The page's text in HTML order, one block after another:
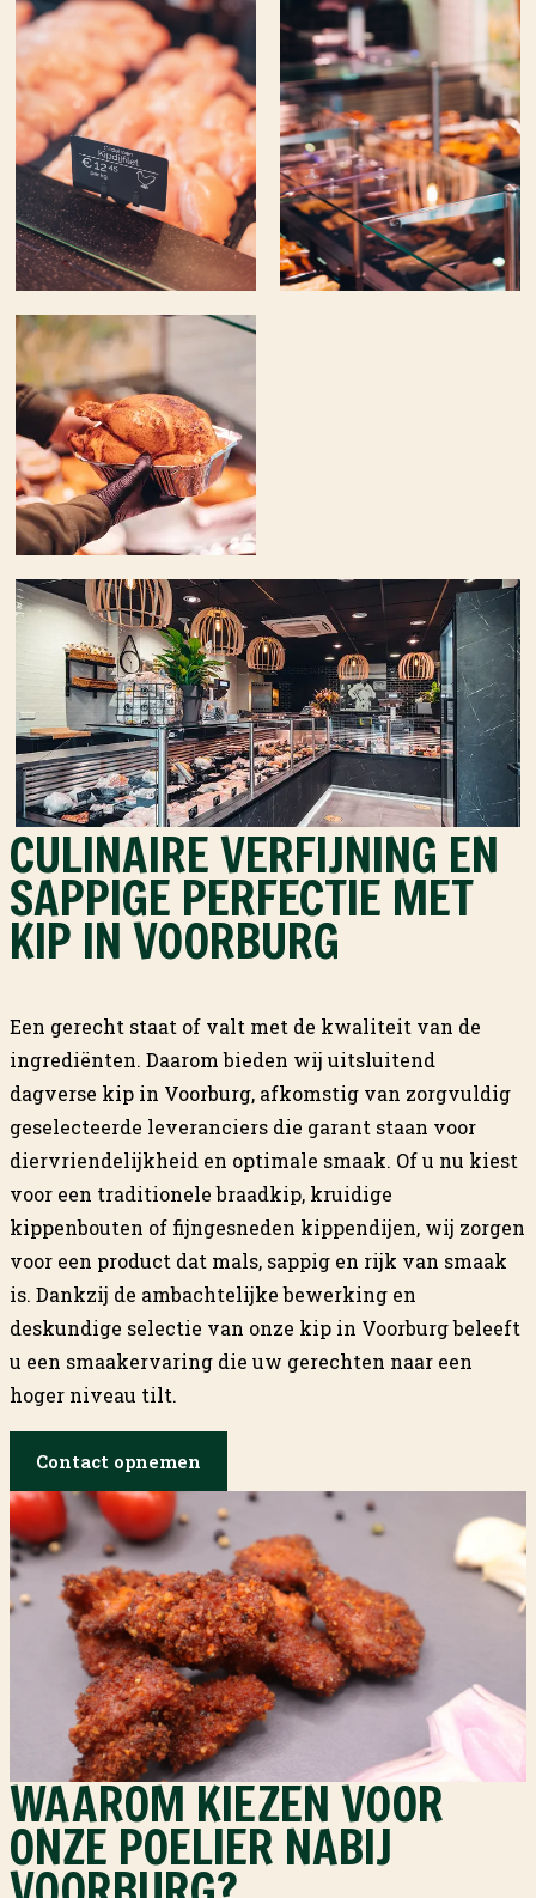
CULINAIRE VERFIJNING EN
SAPPIGE PERFECTIE MET
KIP IN VOORBURG
Een gerecht staat of valt met de kwaliteit van de
ingrediënten. Daarom bieden wij uitsluitend
dagverse kip in Voorburg, afkomstig van zorgvuldig
geselecteerde leveranciers die garant staan voor
diervriendelijkheid en optimale smaak. Of u nu kiest
voor een traditionele braadkip, kruidige
kippenbouten of fijngesneden kippendijen, wij zorgen
voor een product dat mals, sappig en rijk van smaak
is. Dankzij de ambachtelijke bewerking en
deskundige selectie van onze kip in Voorburg beleeft
u een smaakervaring die uw gerechten naar een
hoger niveau tilt.
Contact opnemen
WAAROM KIEZEN VOOR
ONZE POELIER NABIJ